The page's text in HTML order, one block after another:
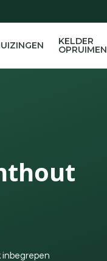
KELDER
OPRUIMEN
inbegrepen